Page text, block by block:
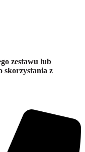
zestawu lub
skorzystania z